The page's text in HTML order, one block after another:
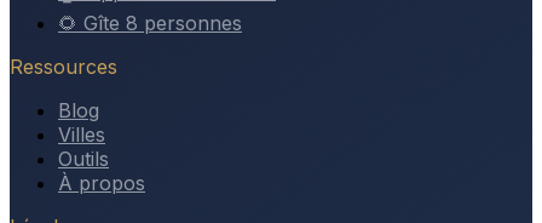
🌻 Gîte 8 personnes
Ressources
Blog
Villes
Outils
À propos